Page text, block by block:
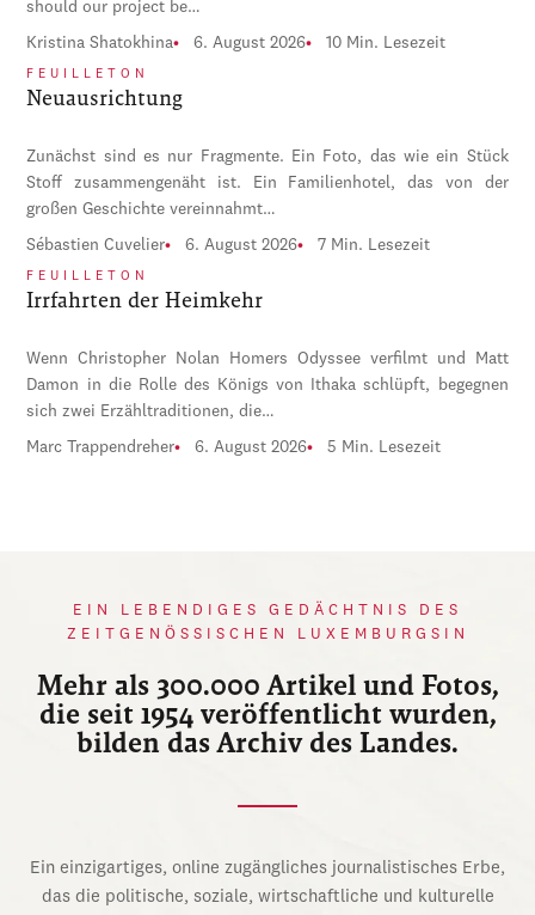
should our project be…
Kristina Shatokhina 6. August 2026 10 Min. Lesezeit
FEUILLETON
Neuausrichtung
Zunächst sind es nur Fragmente. Ein Foto, das wie ein Stück
Stoff zusammengenäht ist. Ein Familienhotel, das von der
großen Geschichte vereinnahmt…
Sébastien Cuvelier 6. August 2026 7 Min. Lesezeit
FEUILLETON
Irrfahrten der Heimkehr
Wenn Christopher Nolan Homers Odyssee verfilmt und Matt
Damon in die Rolle des Königs von Ithaka schlüpft, begegnen
sich zwei Erzähltraditionen, die…
Marc Trappendreher 6. August 2026 5 Min. Lesezeit
EIN LEBENDIGES GEDÄCHTNIS DES
ZEITGENÖSSISCHEN LUXEMBURGSIN
Mehr als 300.000 Artikel und Fotos,
die seit 1954 veröffentlicht wurden,
bilden das Archiv des Landes.
Ein einzigartiges, online zugängliches journalistisches Erbe,
das die politische, soziale, wirtschaftliche und kulturelle